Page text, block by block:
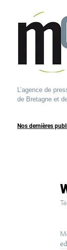
L’agence de
de Bretagne et
Nos dernières